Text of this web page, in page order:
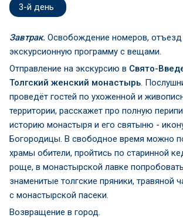
3-й день
Завтрак. Освобождение номеров, отъезд
экскурсионную программу с вещами.
Отправление на экскурсию в Свято-
Толгский женский монастырь.
проведёт гостей по ухоженной и
территории, расскажет про полную
историю монастыря и его святыню -
Богородицы. В свободное время можно
храмы обители, пройтись по старинной
роще, в монастырской лавке попробовать
знаменитые толгские пряники, травяной
с монастырской пасеки.
Возвращение в город.